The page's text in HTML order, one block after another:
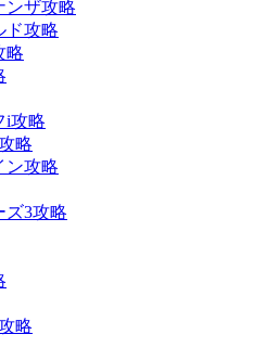
ンザ攻略
ド攻略
略
i攻略
略
ン攻略
ズ3攻略
略